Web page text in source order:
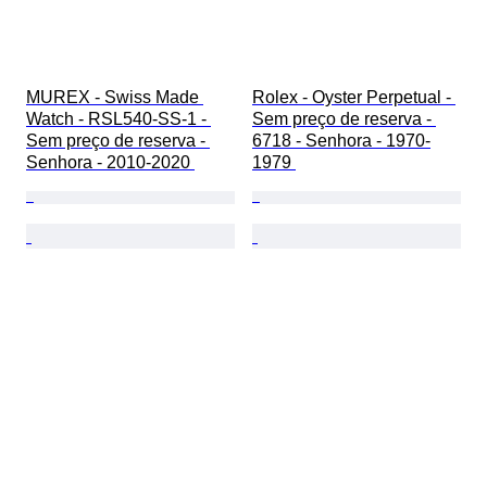
MUREX - Swiss Made
Watch - RSL540-SS-1 -
Sem preço de reserva -
Senhora - 2010-2020
Rolex - Oyster Perpetual -
Sem preço de reserva -
6718 - Senhora - 1970-
1979